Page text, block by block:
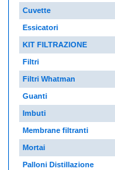
Cuvette
Essicatori
KIT FILTRAZIONE
Filtri
Filtri Whatman
Guanti
Imbuti
Membrane filtranti
Mortai
Palloni Distillazione